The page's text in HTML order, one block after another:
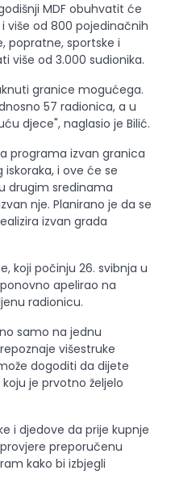
MDF obuhvatit će
više od 800 pojedinačnih
popratne, sportske i
više od 3.000 sudionika.
granice mogućega.
57 radionica, a u
djece", naglasio je Bilić.
programa izvan granica
iskoraka, i ove će se
drugim sredinama
nje. Planirano je da se
izvan grada
koji počinju 26. svibnja u
apelirao na
radionicu.
samo na jednu
višestruke
dogoditi da dijete
je prvotno željelo
i djedove da prije kupnje
preporučenu
kako bi izbjegli